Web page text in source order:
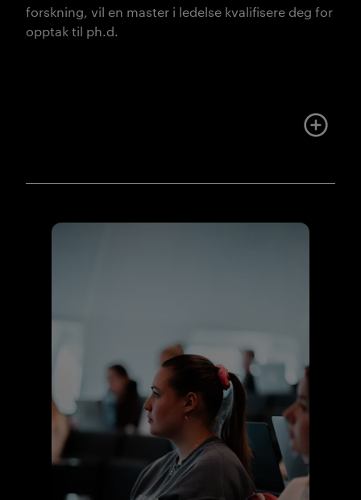
forskning, vil en master i ledelse kvalifisere deg for
opptak til ph.d.
Mer om